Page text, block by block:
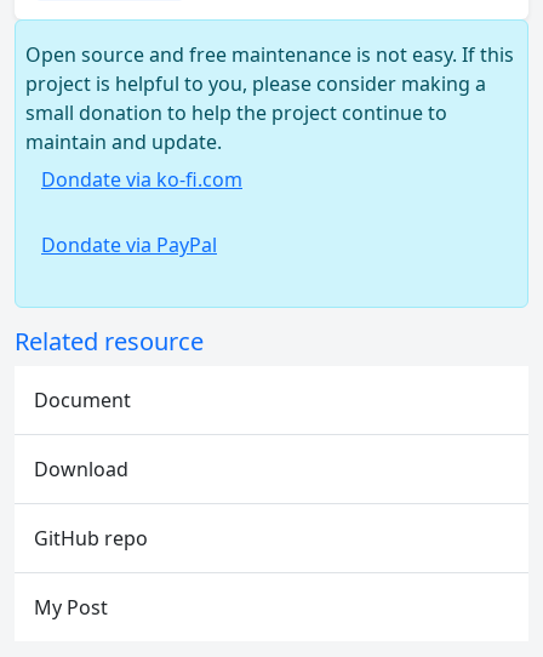
Open source and free maintenance is not easy. If this
project is helpful to you, please consider making a
small donation to help the project continue to
maintain and update.
Dondate via ko-fi.com
Dondate via PayPal
Related resource
Document
Download
GitHub repo
My Post